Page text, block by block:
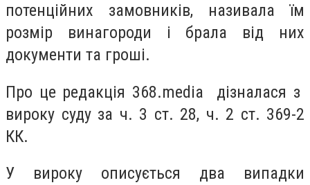
потенційних замовників, називала їм
розмір винагороди і брала від них
документи та гроші.
Про це редакція 368.media дізналася з
вироку суду за ч. 3 ст. 28, ч. 2 ст. 369-2
КК.
У вироку описується два випадки